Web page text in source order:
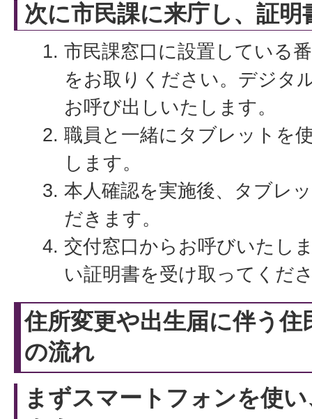
次に市民課に来庁し、証
市民課窓口に設置している
をお取りください。デジタ
お呼び出しいたします。
職員と一緒にタブレットを
します。
本人確認を実施後、タブレ
だきます。
交付窓口からお呼びいたし
い証明書を受け取ってくだ
住所変更や出生届に伴う住
の流れ
まずスマートフォンを使